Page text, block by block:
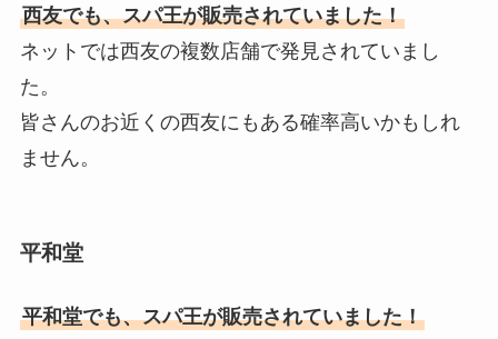
西友でも、スパ王が販売されていました！
ネットでは西友の複数店舗で発見されていまし
た。
皆さんのお近くの西友にもある確率高いかもしれ
ません。
平和堂
平和堂でも、スパ王が販売されていました！